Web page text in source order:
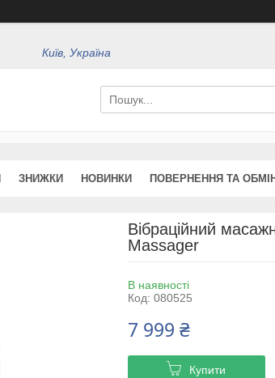
Київ, Україна
ЗНИЖКИ НОВИНКИ ПОВЕРНЕННЯ ТА ОБМІН
Вібраційний
Massager
В наявності
Код: 080525
7 999 ₴
Купити